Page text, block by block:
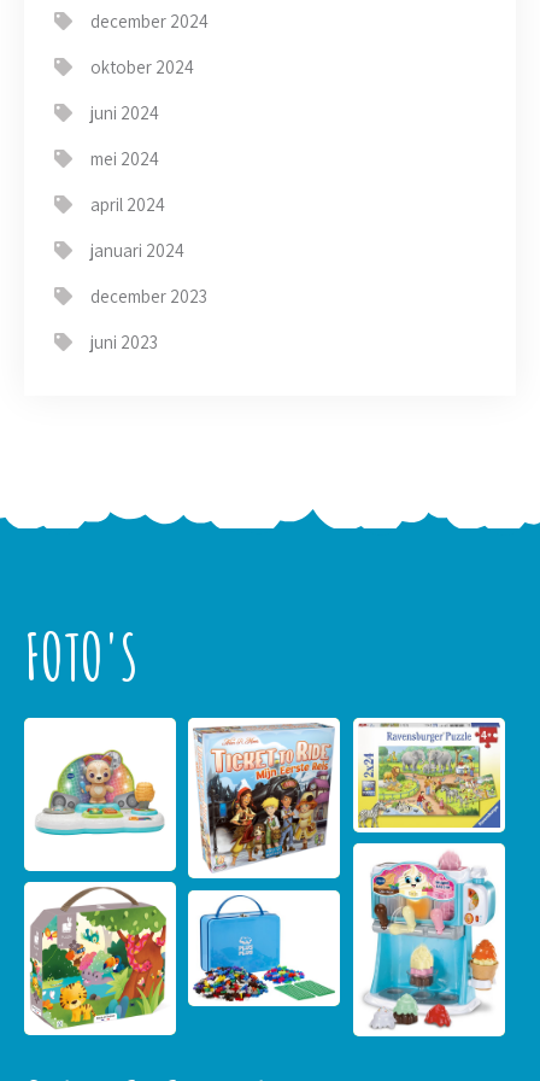
december 2024
oktober 2024
juni 2024
mei 2024
april 2024
januari 2024
december 2023
juni 2023
FOTO'S